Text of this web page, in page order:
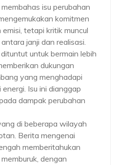
isu perubahan
komitmen
tetapi kritik muncul
janji dan realisasi.
untuk bermain lebih
dukungan
yang menghadapi
Isu ini dianggap
dampak perubahan
di beberapa wilayah
Berita mengenai
memberitahukan
dengan